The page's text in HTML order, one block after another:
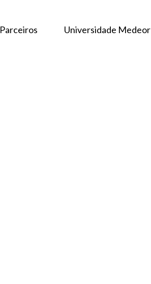
Parceiros Universidade Medeor